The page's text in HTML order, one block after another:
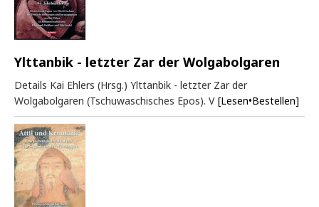
Ylttanbik - letzter Zar der Wolgabolgaren
Details Kai Ehlers (Hrsg.) Ylttanbik - letzter Zar der
Wolgabolgaren (Tschuwaschisches Epos). V [Lesen•Bestellen]